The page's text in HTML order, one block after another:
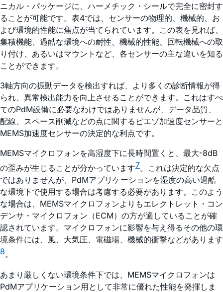
ニカル・パッケージに、ハーメチック・シールで完全に密封す
ることが可能です。表4では、センサーの物理的、機械的、お
よび環境的性能に焦点が当てられています。この表を見れば、
集積機能、過酷な環境への耐性、機械的性能、回転機械への取
り付け、あるいはマウントなど、各センサーの主な違いを知る
ことができます。
3軸方向の振動データを検出すれば、より多くの診断情報が得
られ、異常検出能力を向上させることができます。これはすべ
てのPdM設備に必要なわけではありませんが、データ品質、
配線、スペース削減などの点に関するピエゾ加速度センサーと
MEMS加速度センサーの決定的な利点です。
MEMSマイクロフォンを高湿度下に長時間置くと、最大-8dB
の歪みが生じることが分かっています7。これは決定的な欠点
ではありませんが、PdMアプリケーションを湿度の高い過酷
な環境下で使用する場合は考慮する必要があります。このよう
な場合は、MEMSマイクロフォンよりもエレクトレット・コン
デンサ・マイクロフォン（ECM）の方が適していることが確
認されています。マイクロフォンに影響を与え得るその他の環
境条件には、風、大気圧、電磁場、機械的衝撃などがあります
8。
あまり厳しくない環境条件下では、MEMSマイクロフォンは
PdMアプリケーション用として非常に優れた性能を発揮しま